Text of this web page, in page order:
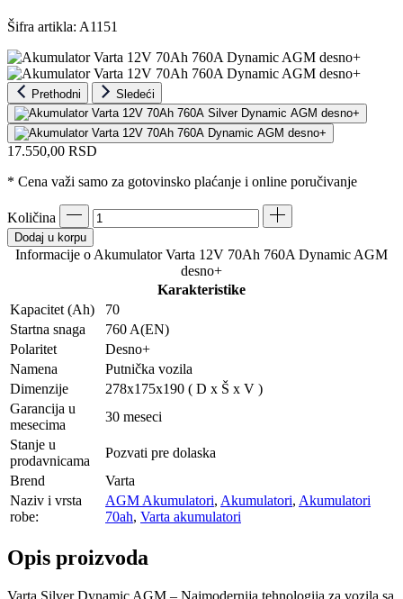
Šifra artikla: A1151
Prethodni Sledeći
17.550,00 RSD
* Cena važi samo za gotovinsko plaćanje i online poručivanje
Količina
Dodaj u korpu
Informacije o Akumulator Varta 12V 70Ah 760A Dynamic AGM
desno+
Karakteristike
Kapacitet (Ah)
70
Startna snaga
760 A(EN)
Polaritet
Desno+
Namena
Putnička vozila
Dimenzije
278x175x190 ( D x Š x V )
Garancija u
mesecima
30 meseci
Stanje u
prodavnicama
Pozvati pre dolaska
Brend
Varta
Naziv i vrsta
robe:
AGM Akumulatori, Akumulatori, Akumulatori
70ah, Varta akumulatori
Opis proizvoda
Varta Silver Dynamic AGM – Najmodernija tehnologija za vozila sa